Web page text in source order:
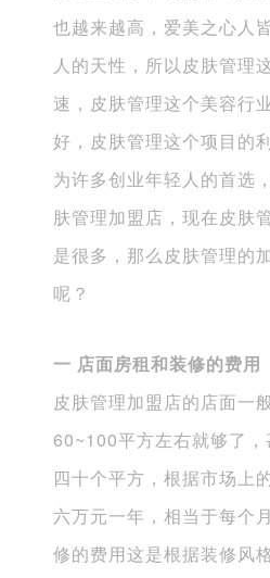
也越来越高，爱美之心人
人的天性，所以皮肤管理
速，皮肤管理这个美容行
好，皮肤管理这个项目的
为许多创业年轻人的首选
肤管理加盟店，现在皮肤
是很多，那么皮肤管理的
呢？
一 店面房租和装修的费用
皮肤管理加盟店的店面一
60~100平方左右就够了
四十个平方，根据市场上
六万元一年，相当于每个
修的费用这是根据装修风